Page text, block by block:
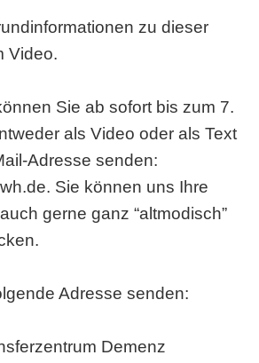
zu dieser
Video.
Sie ab sofort bis zum 7.
als Video oder als Text
Adresse senden:
Sie können uns Ihre
gerne ganz “altmodisch”
Adresse senden:
Demenz